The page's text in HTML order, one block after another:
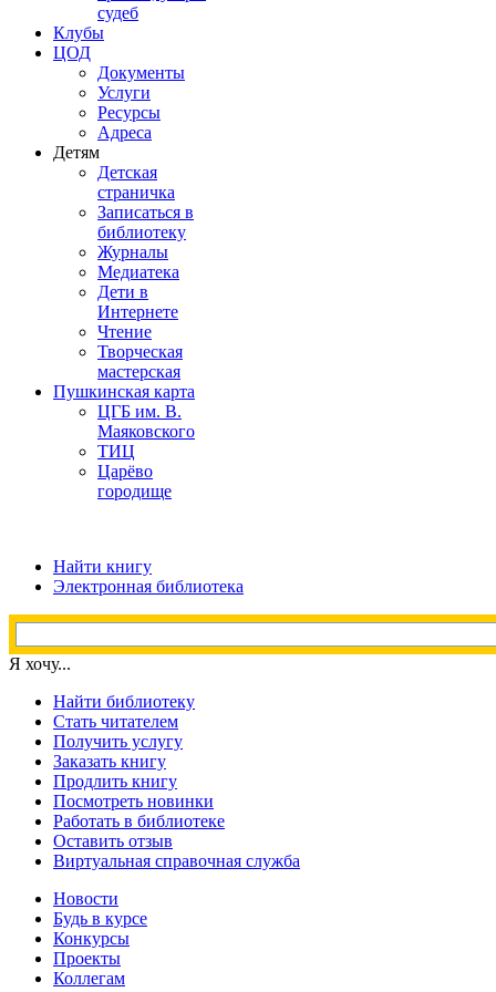
судеб
Клубы
ЦОД
Документы
Услуги
Ресурсы
Адреса
Детям
Детская
страничка
Записаться в
библиотеку
Журналы
Медиатека
Дети в
Интернете
Чтение
Творческая
мастерская
Пушкинская карта
ЦГБ им. В.
Маяковского
ТИЦ
Царёво
городище
Найти книгу
Электронная библиотека
Я хочу...
Найти библиотеку
Стать читателем
Получить услугу
Заказать книгу
Продлить книгу
Посмотреть новинки
Работать в библиотеке
Оставить отзыв
Виртуальная справочная служба
Новости
Будь в курсе
Конкурсы
Проекты
Коллегам